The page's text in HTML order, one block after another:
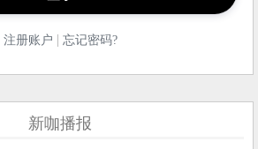
注册账户 | 忘记密码?
新咖播报